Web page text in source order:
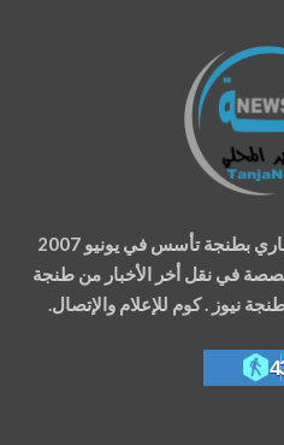
بطنجة تأسس في يونيو 2007
في نقل أخر الأخبار من طنجة
نيوز . كوم للإعلام والإتصال.